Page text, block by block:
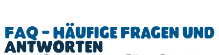
FAQ - Häufige Fragen und
Antworten